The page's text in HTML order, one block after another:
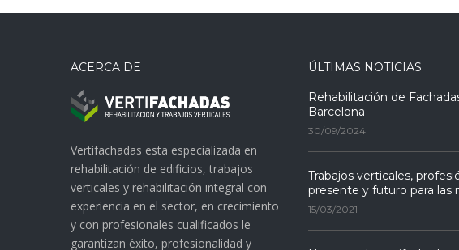
ACERCA DE
Vertifachadas esta especializada en
rehabilitación de edificios, trabajos
verticales y rehabilitación integral con
experiencia en el sector, en crecimiento
y con profesionales cualificados le
garantizan éxito, profesionalidad y
ÚLTIMAS NOTICIAS
Rehabilitación de
Barcelona
30/09/2024
Trabajos verticales,
presente y futuro para las
15/03/2021